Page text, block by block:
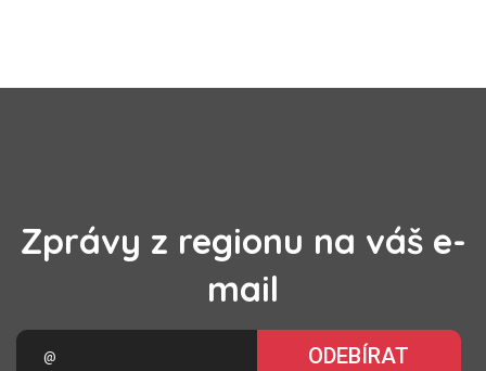
Zprávy z regionu na váš e-
mail
ODEBÍRAT